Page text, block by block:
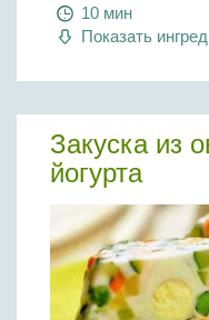
Бобовые
Яйца
Крупы
10 мин
Показать
Закуска из
йогурта